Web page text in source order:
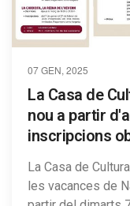
07 GEN, 2025
La Casa de
nou a partir
inscripcions
La Casa de
les vacances de